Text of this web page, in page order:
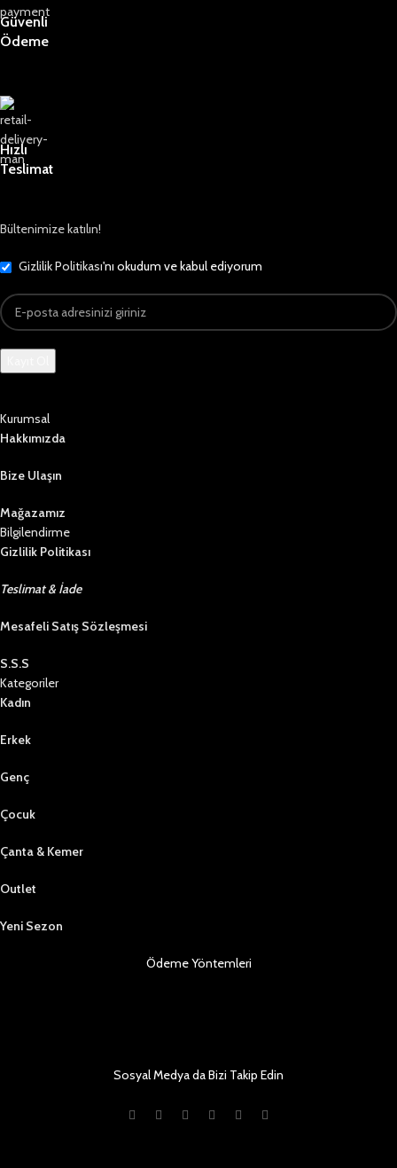
Güvenli
Ödeme
Hızlı
Teslimat
Bültenimize katılın!
Gizlilik Politikası'nı okudum ve kabul ediyorum
Kurumsal
Hakkımızda
Bize Ulaşın
Mağazamız
Bilgilendirme
Gizlilik Politikası
Teslimat & İade
Mesafeli Satış Sözleşmesi
S.S.S
Kategoriler
Kadın
Erkek
Genç
Çocuk
Çanta & Kemer
Outlet
Yeni Sezon
Ödeme Yöntemleri
Sosyal Medya da Bizi Takip Edin